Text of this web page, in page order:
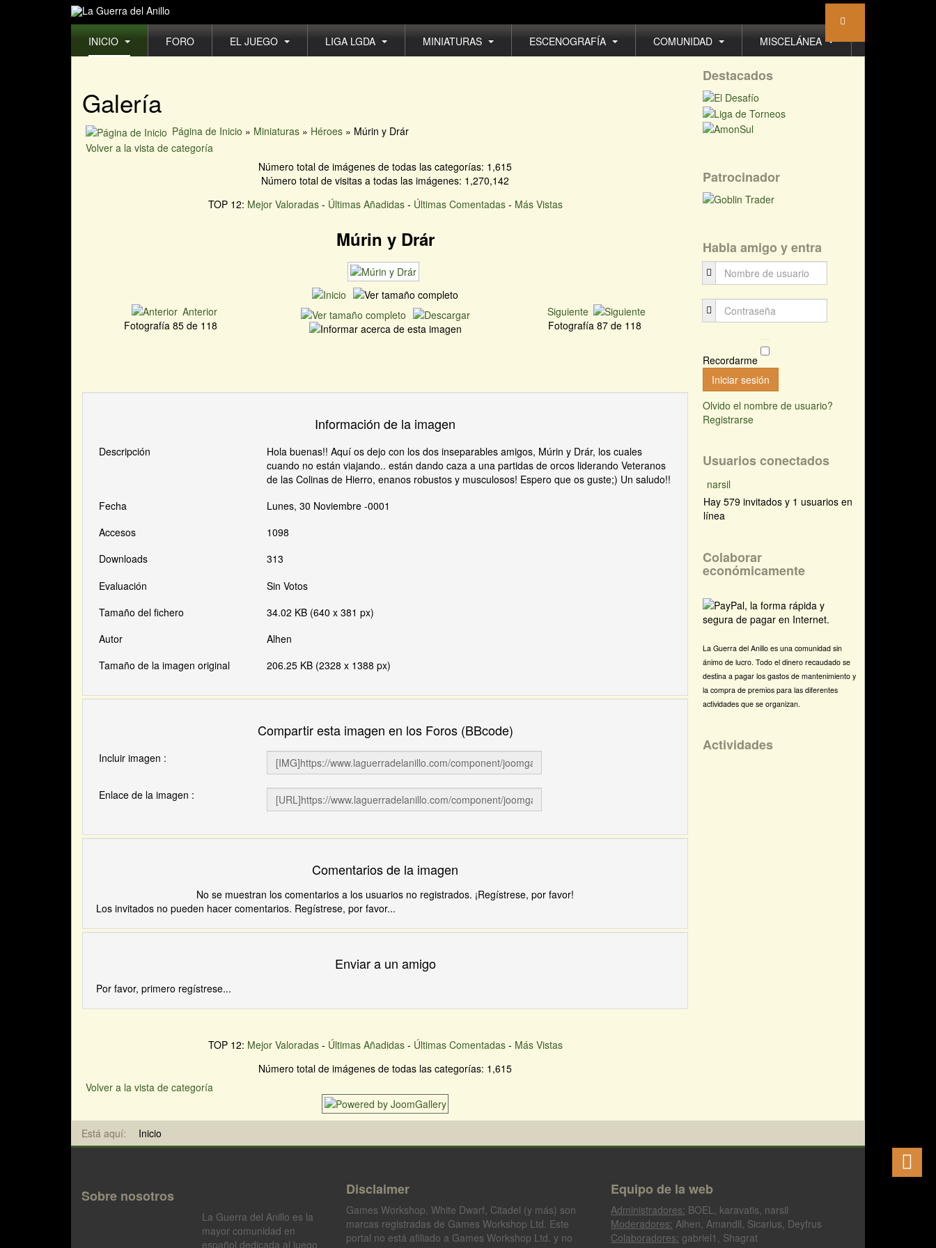
INICIO FORO EL JUEGO LIGA LGDA MINIATURAS ESCENOGRAFÍA COMUNIDAD MISCELÁNEA
Galería
Página de Inicio » Miniaturas » Héroes » Múrin y Drár
Volver a la vista de categoría
Número total de imágenes de todas las categorías: 1,615
Número total de visitas a todas las imágenes: 1,270,142
TOP 12: Mejor Valoradas- Últimas Añadidas- Últimas Comentadas- Más Vistas
Múrin y Drár
Anterior
Fotografía 85 de 118
Siguiente
Fotografía 87 de 118
Información de la imagen
Descripción
Hola buenas!! Aquí os dejo con los dos inseparables amigos, Múrin y Drár, los cuales
cuando no están viajando.. están dando caza a una partidas de orcos liderando Veteranos
de las Colinas de Hierro, enanos robustos y musculosos! Espero que os guste;) Un saludo!!
Fecha
Lunes, 30 Noviembre -0001
Accesos
1098
Downloads
313
Evaluación
Sin Votos
Tamaño del fichero
34.02 KB (640 x 381 px)
Autor
Alhen
Tamaño de la imagen original
206.25 KB (2328 x 1388 px)
Compartir esta imagen en los Foros (BBcode)
Incluir imagen :
Enlace de la imagen :
Comentarios de la imagen
No se muestran los comentarios a los usuarios no registrados. ¡Regístrese, por favor!
Los invitados no pueden hacer comentarios. Regístrese, por favor...
Enviar a un amigo
Por favor, primero regístrese...
TOP 12: Mejor Valoradas- Últimas Añadidas- Últimas Comentadas- Más Vistas
Número total de imágenes de todas las categorías: 1,615
Volver a la vista de categoría
Destacados
Patrocinador
Habla amigo y entra
Recordarme
Iniciar sesión
Olvido el nombre de usuario?
Registrarse
Usuarios conectados
narsil
Hay 579 invitados y 1 usuarios en
línea
Colaborar
económicamente
La Guerra del Anillo es una comunidad sin
ánimo de lucro. Todo el dinero recaudado se
destina a pagar los gastos de mantenimiento y
la compra de premios para las diferentes
actividades que se organizan.
Actividades
Está aquí: Inicio
Sobre nosotros
La Guerra del Anillo es la
mayor comunidad en
español dedicada al juego
Disclaimer
Games Workshop, White Dwarf, Citadel (y más) son
marcas registradas de Games Workshop Ltd. Este
portal no está afiliado a Games Workshop Ltd. y no
Equipo de la web
Administradores: BOEL, karavatis, narsil
Moderadores: Alhen, Amandil, Sicarius, Deyfrus
Colaboradores: gabriel1, Shagrat